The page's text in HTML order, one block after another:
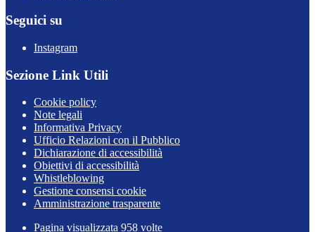
Seguici su
Instagram
Sezione Link Utili
Cookie policy
Note legali
Informativa Privacy
Ufficio Relazioni con il Pubblico
Dichiarazione di accessibilità
Obiettivi di accessibilità
Whistleblowing
Gestione consensi cookie
Amministrazione trasparente
Pagina visualizzata 958 volte